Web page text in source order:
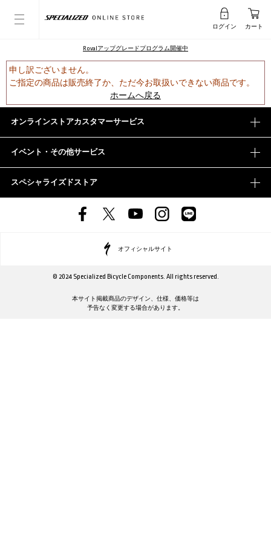
ログイン カート
Rovalアップグレードプログラム開催中
申し訳ございません。
ご指定の商品は販売終了か、ただ今お取扱いできない商品です。
ホームへ戻る
オンラインストアカスタマーサービス
イベント・その他サービス
スペシャライズドストア
オフィシャルサイト
© 2024 Specialized Bicycle Components. All rights reserved.
本サイト掲載商品のデザイン、仕様、価格等は
予告なく変更する場合があります。